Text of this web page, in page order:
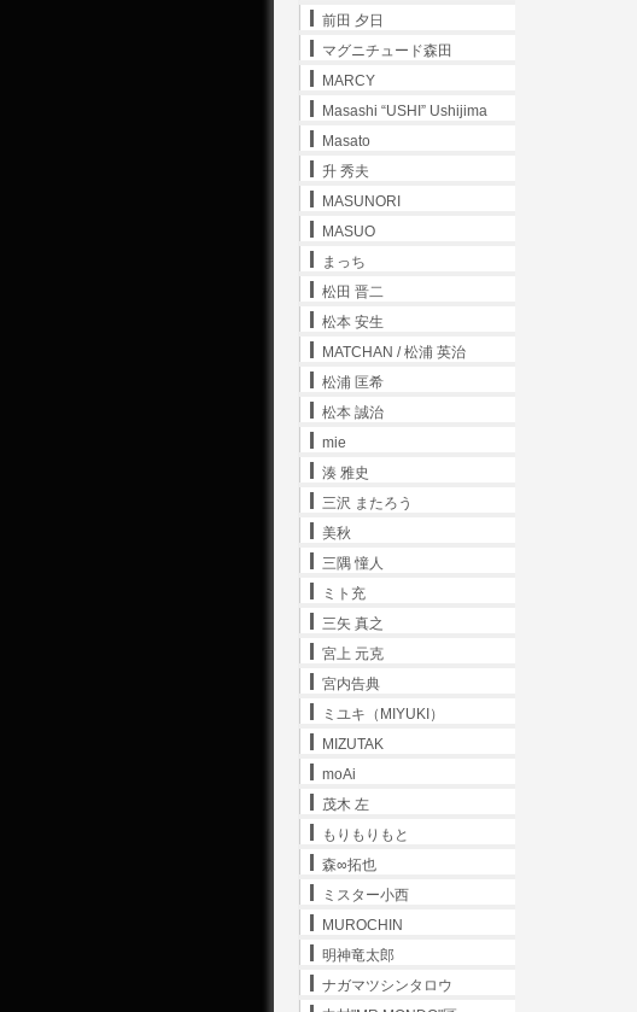
前田 夕日
マグニチュード森田
MARCY
Masashi “USHI” Ushijima
Masato
升 秀夫
MASUNORI
MASUO
まっち
松田 晋二
松本 安生
MATCHAN / 松浦 英治
松浦 匡希
松本 誠治
mie
湊 雅史
三沢 またろう
美秋
三隅 憧人
ミト充
三矢 真之
宮上 元克
宮内告典
ミユキ（MIYUKI）
MIZUTAK
moAi
茂木 左
もりもりもと
森∞拓也
ミスター小西
MUROCHIN
明神竜太郎
ナガマツシンタロウ